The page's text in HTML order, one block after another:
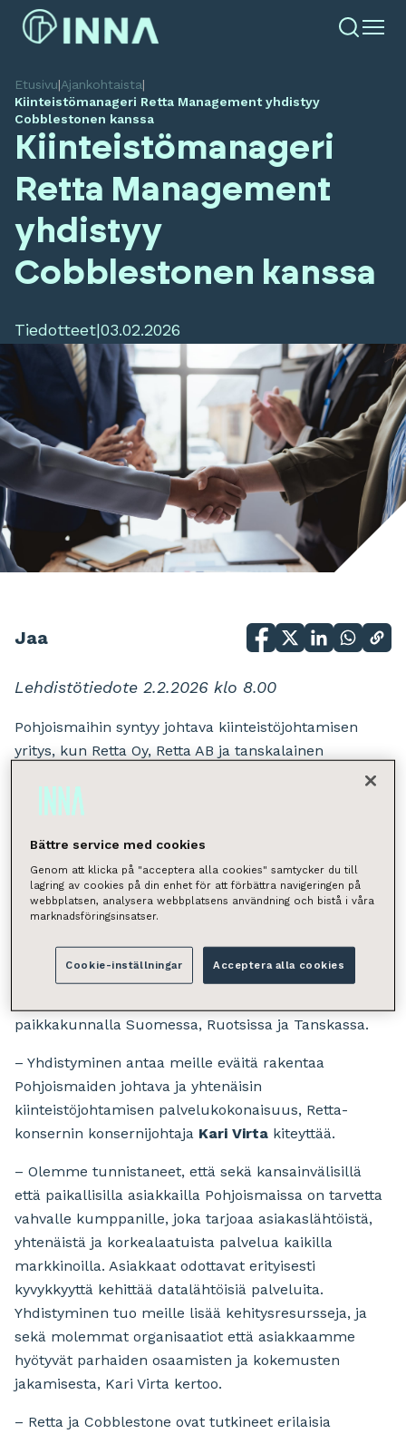
Etusivu|Ajankohtaista|
Kiinteistömanageri Retta Management yhdistyy
Cobblestonen kanssa
Kiinteistömanageri
Retta Management
yhdistyy
Cobblestonen kanssa
Tiedotteet|03.02.2026
Jaa
Lehdistötiedote 2.2.2026 klo 8.00
Pohjoismaihin syntyy johtava kiinteistöjohtamisen
yritys, kun Retta Oy, Retta AB ja tanskalainen
tulee INNA.
Retta-konserni kuuluu johtaviin kiinteistöjohtamisen
Property Management on vahva kiinteistöjohtamisen
palveluiden tarjoaja Tanskassa. Molemmat yritykset
kiinteistösijoittajia. Niiden yhteenlaskettu liikevaihto
on noin 77 miljoonaa euroa. Yritysten palveluksessa
paikkakunnalla Suomessa, Ruotsissa ja Tanskassa.
– Yhdistyminen antaa meille eväitä rakentaa
Pohjoismaiden johtava ja yhtenäisin
kiinteistöjohtamisen palvelukokonaisuus, Retta-
konsernin konsernijohtaja Kari Virta kiteyttää.
– Olemme tunnistaneet, että sekä kansainvälisillä
että paikallisilla asiakkailla Pohjoismaissa on tarvetta
vahvalle kumppanille, joka tarjoaa asiakaslähtöistä,
yhtenäistä ja korkealaatuista palvelua kaikilla
markkinoilla. Asiakkaat odottavat erityisesti
kyvykkyyttä kehittää datalähtöisiä palveluita.
Yhdistyminen tuo meille lisää kehitysresursseja, ja
sekä molemmat organisaatiot että asiakkaamme
hyötyvät parhaiden osaamisten ja kokemusten
jakamisesta, Kari Virta kertoo.
– Retta ja Cobblestone ovat tutkineet erilaisia
Bättre service med cookies
Genom att klicka på "acceptera alla cookies" samtycker du till
lagring av cookies på din enhet för att förbättra navigeringen på
webbplatsen, analysera webbplatsens användning och bistå i våra
marknadsföringsinsatser.
Cookie-inställningar Acceptera alla cookies